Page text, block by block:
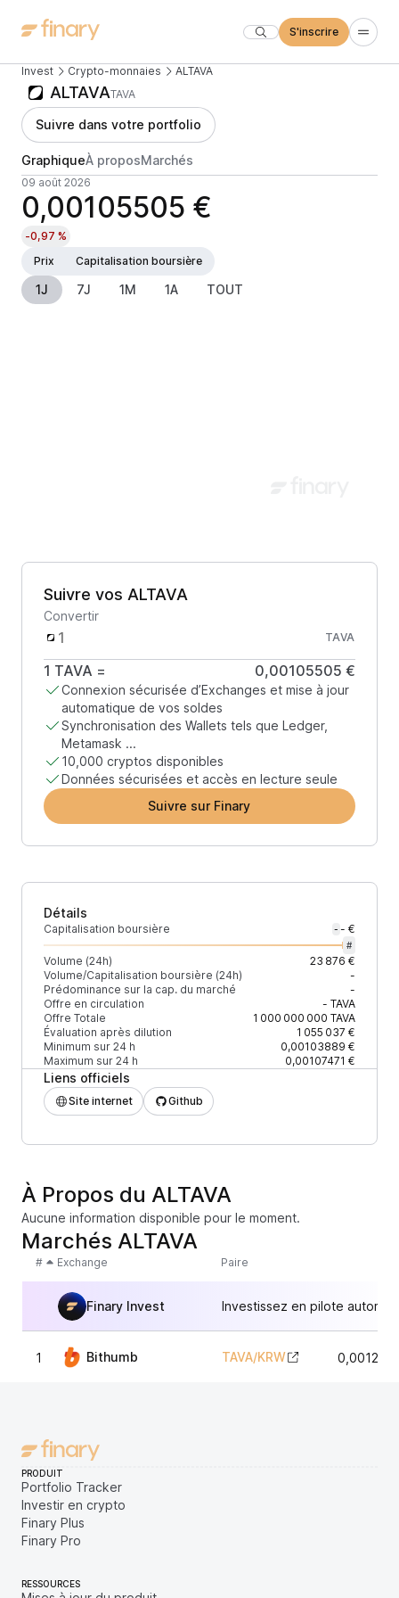
S'inscrire
Invest Crypto-monnaies ALTAVA
ALTAVATAVA
Suivre dans votre portfolio
GraphiqueÀ proposMarchés
09 août 2026
0,00105505 €
-0,97 %
Prix
Capitalisation boursière
1J 7J 1M 1A TOUT
Suivre vos ALTAVA
Convertir
TAVA
1 TAVA = 0,00105505 €
Connexion sécurisée d’Exchanges et mise à jour
automatique de vos soldes
Synchronisation des Wallets tels que Ledger,
Metamask ...
10,000 cryptos disponibles
Données sécurisées et accès en lecture seule
Suivre sur Finary
Détails
Capitalisation boursière - - €
#
Volume (24h)
23 876 €
Volume/Capitalisation boursière (24h)
-
Prédominance sur la cap. du marché
-
Offre en circulation
- TAVA
Offre Totale
1 000 000 000 TAVA
Évaluation après dilution
1 055 037 €
Minimum sur 24 h
0,00103889 €
Maximum sur 24 h
0,00107471 €
Liens officiels
Site internet Github
À Propos du ALTAVA
Aucune information disponible pour le moment.
Marchés ALTAVA
# Exchange Paire
Finary Invest Investissez en pilote
1 Bithumb TAVA/KRW
PRODUIT
Portfolio Tracker
Investir en crypto
Finary Plus
Finary Pro
RESSOURCES